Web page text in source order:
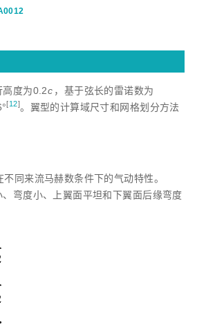
度为0.2c ，基于弦长的雷诺数为
°[12]。翼型的计算域尺寸和网格划分方法
同来流马赫数条件下的气动特性。
弯度小、上翼面平坦和下翼面后缘弯度